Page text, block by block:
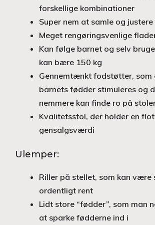
forskellige kombinationer
Super nem at samle og
Meget rengøringsvenlige
Kan følge barnet og selv
kan bære 150 kg
Gennemtænkt fodstøtter, som
barnets fødder stimuleres og
nemmere kan finde ro på
Kvalitetsstol, der holder en flot
gensalgsværdi
Ulemper:
Riller på stellet, som kan
ordentligt rent
Lidt store “fødder”, som man
at sparke fødderne ind i